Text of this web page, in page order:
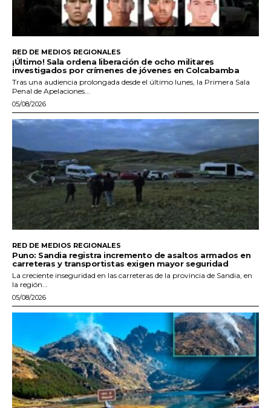
RED DE MEDIOS REGIONALES
¡Último! Sala ordena liberación de ocho militares
investigados por crímenes de jóvenes en Colcabamba
Tras una audiencia prolongada desde el último lunes, la Primera Sala
Penal de Apelaciones...
05/08/2026
RED DE MEDIOS REGIONALES
Puno: Sandia registra incremento de asaltos armados en
carreteras y transportistas exigen mayor seguridad
La creciente inseguridad en las carreteras de la provincia de Sandia, en
la región...
05/08/2026